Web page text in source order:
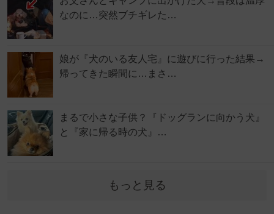
なのに…突然ブチギレた…
娘が『犬のいる友人宅』に遊びに行った結果→
帰ってきた瞬間に…まさ…
まるで小さな子供？『ドッグランに向かう犬』
と『家に帰る時の犬』…
もっと見る